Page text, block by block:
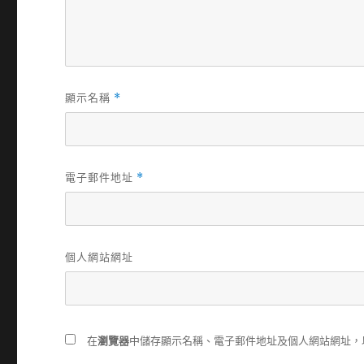
顯示名稱 *
電子郵件地址 *
個人網站網址
在瀏覽器中儲存顯示名稱、電子郵件地址及個人網站網址